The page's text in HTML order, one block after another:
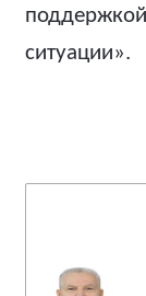
ситуации».